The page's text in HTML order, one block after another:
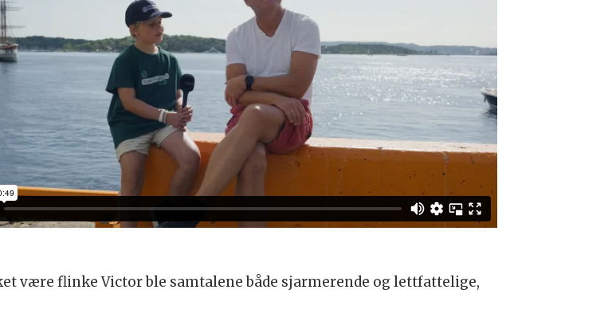
være flinke Victor ble samtalene både sjarmerende og lettfattelige,